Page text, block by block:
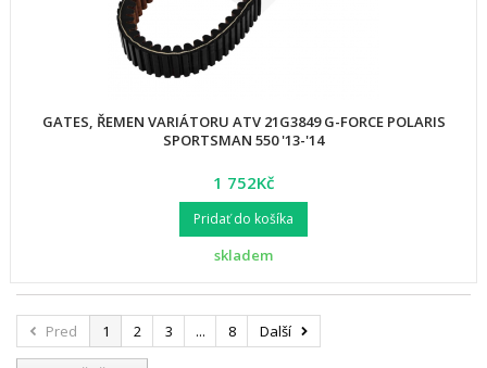
GATES, ŘEMEN VARIÁTORU ATV 21G3849 G-FORCE POLARIS
SPORTSMAN 550 '13-'14
1 752Kč
Pridať do košíka
skladem
Pred 1 2 3 ... 8 Další